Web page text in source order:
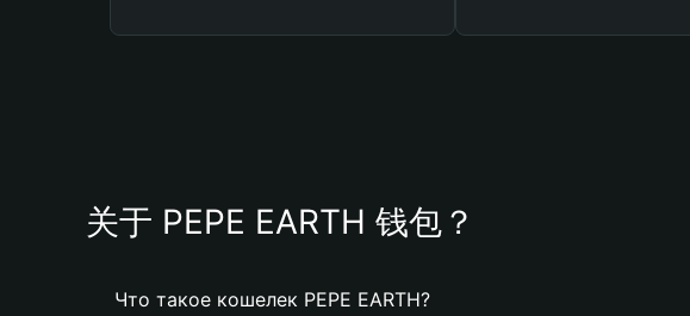
关于 PEPE EARTH 钱包？
Что такое кошелек PEPE EARTH?